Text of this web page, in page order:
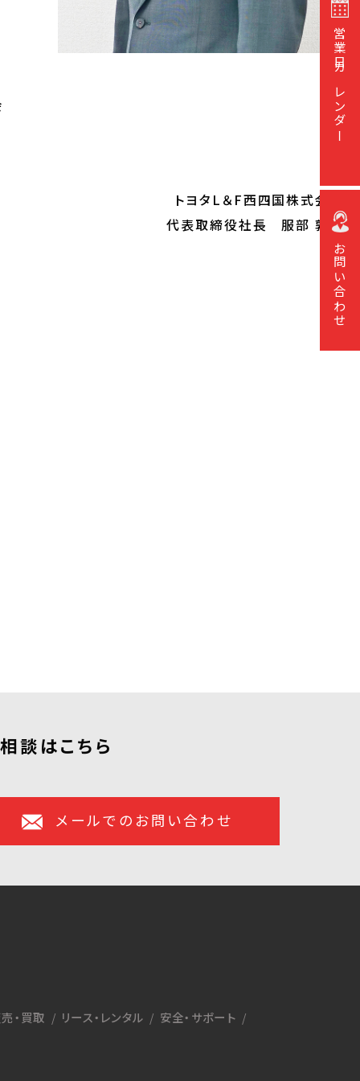
トヨタL＆F西四国株式会社
代表取締役社長 服部 敦哉
談はこちら
メールでのお問い合わせ
・買取 リース・レンタル 安全・サポート
営業日カレンダー
お問い合わせ